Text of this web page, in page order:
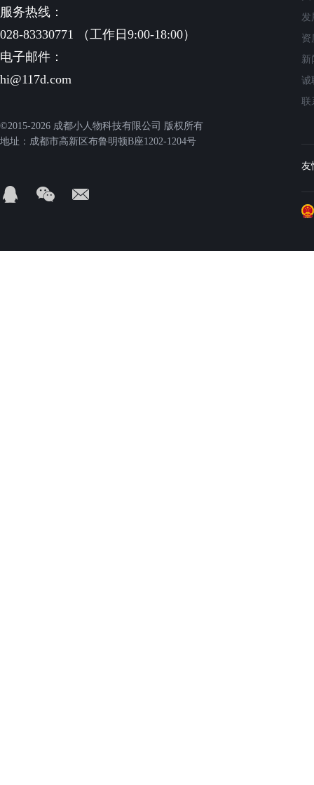
服务热线：
028-83330771 （工作日9:00-18:00）
电子邮件：
hi@117d.com
©2015-2026 成都小人物科技有限公司 版权所有
地址：成都市高新区布鲁明顿B座1202-1204号
发
资
新
诚
联